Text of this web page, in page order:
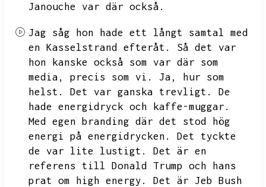
Janouche var där också.
Jag såg hon hade ett långt samtal med
en Kasselstrand efteråt.
Så det var
hon kanske också som var där som
media,
precis som vi. Ja,
hur som
helst.
Det var ganska trevligt.
De
hade energidryck och kaffe-muggar.
Med egen branding där det stod hög
energi på energidrycken.
Det tyckte
de var lite lustigt.
Det är en
referens till Donald Trump och hans
prat om high energy.
Det är Jeb Bush